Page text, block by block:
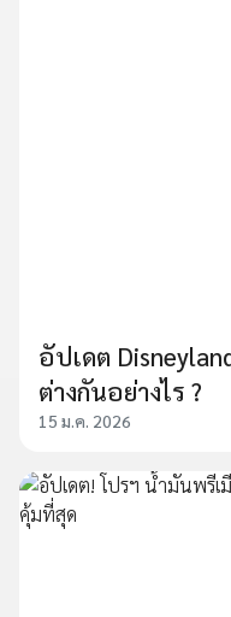
อัปเดต
ต่างกันอย่างไร ?
15 ม.ค. 2026